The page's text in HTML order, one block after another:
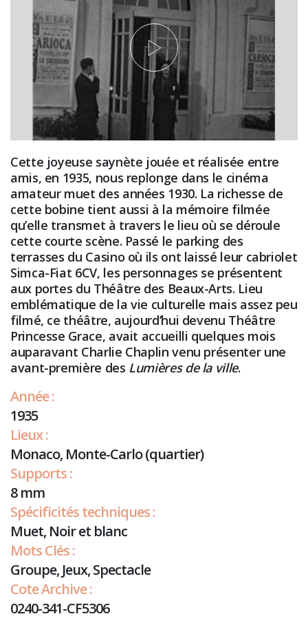
Cette joyeuse saynète jouée et réalisée entre
amis, en 1935, nous replonge dans le cinéma
amateur muet des années 1930. La richesse de
cette bobine tient aussi à la mémoire filmée
qu’elle transmet à travers le lieu où se déroule
cette courte scène. Passé le parking des
terrasses du Casino où ils ont laissé leur cabriolet
Simca-Fiat 6CV, les personnages se présentent
aux portes du Théâtre des Beaux-Arts. Lieu
emblématique de la vie culturelle mais assez peu
filmé, ce théâtre, aujourd’hui devenu Théâtre
Princesse Grace, avait accueilli quelques mois
auparavant Charlie Chaplin venu présenter une
avant-première des Lumières de la ville.
Année :
1935
Lieux :
Monaco, Monte-Carlo (quartier)
Supports :
8 mm
Spécificités techniques :
Muet, Noir et blanc
Mots Clés :
Groupe, Jeux, Spectacle
Cote Archive :
0240-341-CF5306